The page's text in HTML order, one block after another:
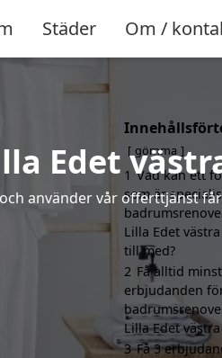
Städer Om /
Edet
använder vår offerttjänst
gömma
1 Vad kan ett
som är
Lilla Edet
till med?
2 Få alltid
erbjudanden
Lilla Edet västra
3 Få 3